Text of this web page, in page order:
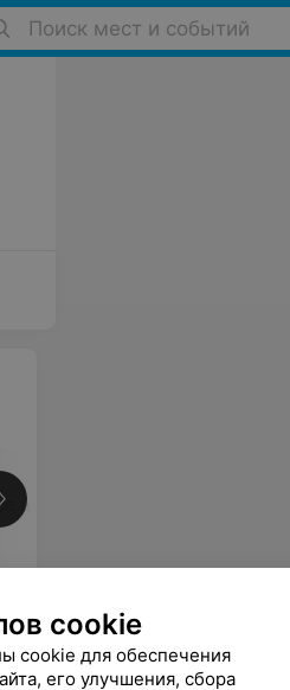
Поиск мест и событий
цены
cookie
cookie для обеспечения
его улучшения, сбора